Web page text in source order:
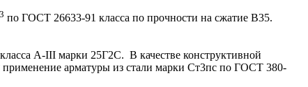
3 по ГОСТ 26633-91 класса по прочности на сжатие В35.
A-III марки 25Г2С. В качестве конструктивной
применение арматуры из стали марки Ст3пс по ГОСТ 380-